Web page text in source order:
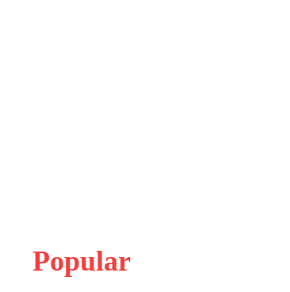
Popular